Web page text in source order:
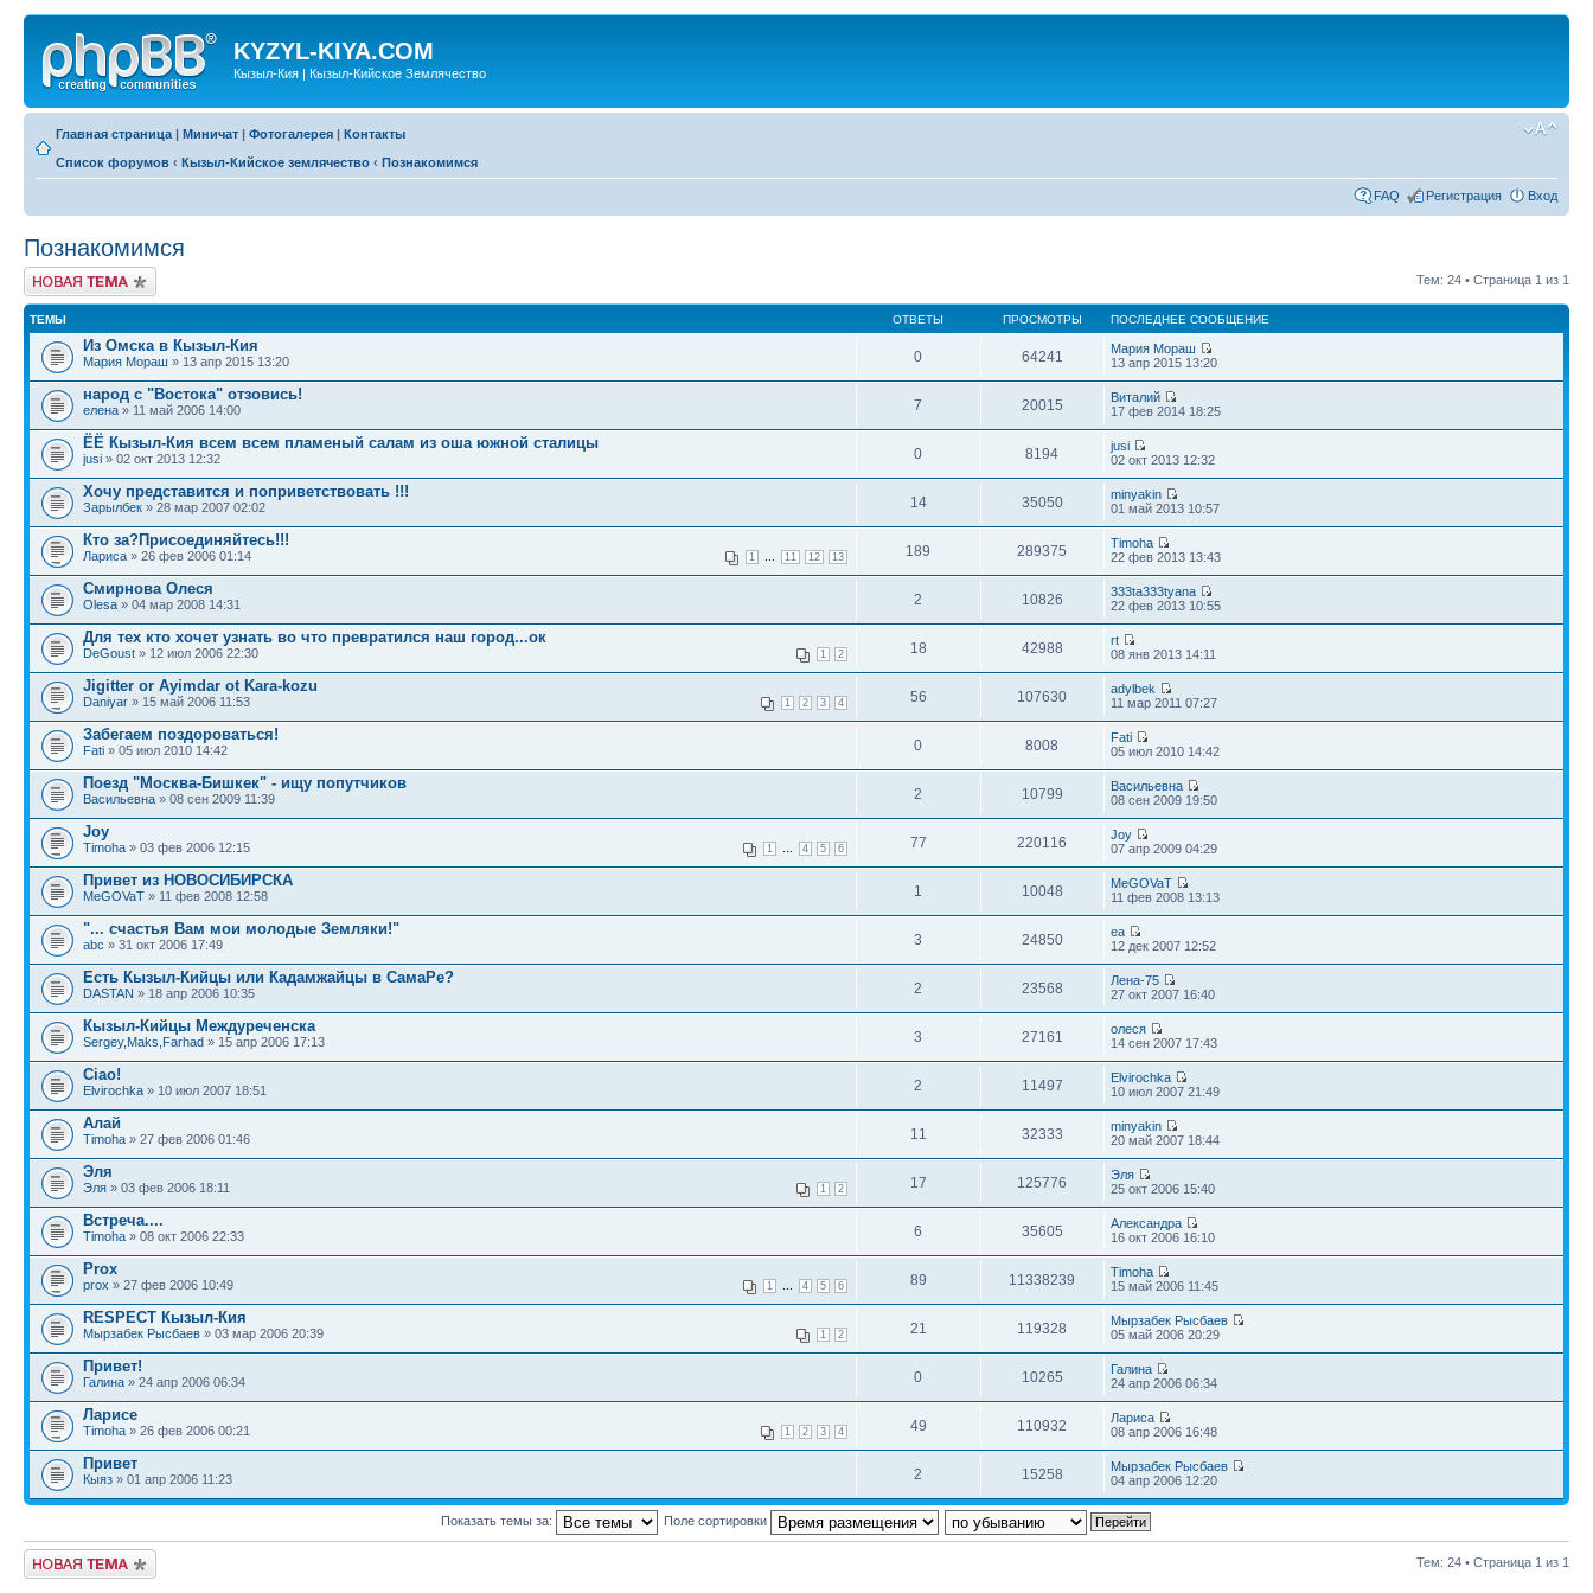
KYZYL-KIYA.COM
Кызыл-Кия | Кызыл-Кийское Землячество
Главная страница | Миничат | Фотогалерея | Контакты
Список форумов ‹ Кызыл-Кийское землячество ‹ Познакомимся
FAQ Регистрация Вход
Познакомимся
Новая тема Тем: 24 • Страница 1 из 1
ТЕМЫ ОТВЕТЫ ПРОСМОТРЫ ПОСЛЕДНЕЕ СООБЩЕНИЕ
Из Омска в Кызыл-Кия
Мария Мораш » 13 апр 2015 13:20 0 64241
Мария Мораш
13 апр 2015 13:20
народ с "Востока" отзовись!
елена » 11 май 2006 14:00 7 20015
Виталий
17 фев 2014 18:25
ЁЁ Кызыл-Кия всем всем пламеный салам из оша южной сталицы
jusi » 02 окт 2013 12:32 0 8194
jusi
02 окт 2013 12:32
Хочу представится и поприветствовать !!!
Зарылбек » 28 мар 2007 02:02 14 35050
minyakin
01 май 2013 10:57
Кто за?Присоединяйтесь!!!
1 11 12 13
Лариса » 26 фев 2006 01:14 189 289375
Timoha
22 фев 2013 13:43
Смирнова Олеся
Olesa » 04 мар 2008 14:31 2 10826
333ta333tyana
22 фев 2013 10:55
Для тех кто хочет узнать во что превратился наш город...ок
1 2
DeGoust » 12 июл 2006 22:30 18 42988
rt
08 янв 2013 14:11
Jigitter or Ayimdar ot Kara-kozu
1 2 3 4
Daniyar » 15 май 2006 11:53 56 107630
adylbek
11 мар 2011 07:27
Забегаем поздороваться!
Fati » 05 июл 2010 14:42 0 8008
Fati
05 июл 2010 14:42
Поезд "Москва-Бишкек" - ищу попутчиков
Васильевна » 08 сен 2009 11:39 2 10799
Васильевна
08 сен 2009 19:50
Joy
1 4 5 6
Timoha » 03 фев 2006 12:15 77 220116
Joy
07 апр 2009 04:29
Привет из НОВОСИБИРСКА
MeGOVaT » 11 фев 2008 12:58 1 10048
MeGOVaT
11 фев 2008 13:13
"... счастья Вам мои молодые Земляки!"
abc » 31 окт 2006 17:49 3 24850
ea
12 дек 2007 12:52
Есть Кызыл-Кийцы или Кадамжайцы в СамаРе?
DASTAN » 18 апр 2006 10:35 2 23568
Лена-75
27 окт 2007 16:40
Кызыл-Кийцы Междуреченска
Sergey,Maks,Farhad » 15 апр 2006 17:13 3 27161
олеся
14 сен 2007 17:43
Ciao!
Elvirochka » 10 июл 2007 18:51 2 11497
Elvirochka
10 июл 2007 21:49
Алай
Timoha » 27 фев 2006 01:46 11 32333
minyakin
20 май 2007 18:44
Эля
1 2
Эля » 03 фев 2006 18:11 17 125776
Эля
25 окт 2006 15:40
Встреча....
Timoha » 08 окт 2006 22:33 6 35605
Александра
16 окт 2006 16:10
Prox
1 4 5 6
prox » 27 фев 2006 10:49 89 11338239
Timoha
15 май 2006 11:45
RESPECT Кызыл-Кия
1 2
Мырзабек Рысбаев » 03 мар 2006 20:39 21 119328
Мырзабек Рысбаев
05 май 2006 20:29
Привет!
Галина » 24 апр 2006 06:34 0 10265
Галина
24 апр 2006 06:34
Ларисе
1 2 3 4
Timoha » 26 фев 2006 00:21 49 110932
Лариса
08 апр 2006 16:48
Привет
Кыяз » 01 апр 2006 11:23 2 15258
Мырзабек Рысбаев
04 апр 2006 12:20
Показать темы за: Поле сортировки
Новая тема Тем: 24 • Страница 1 из 1